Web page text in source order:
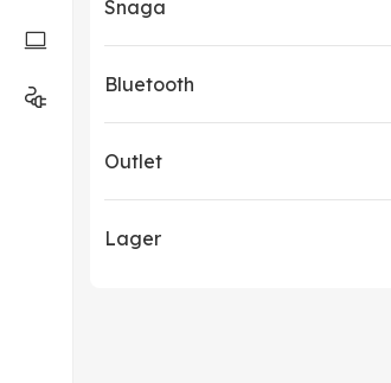
Snaga
Bluetooth
Outlet
Lager